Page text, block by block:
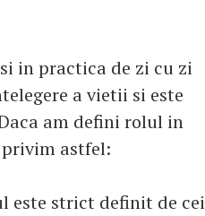
in practica de zi cu zi
a vietii si este
am defini rolul in
privim astfel:
este strict definit de cei